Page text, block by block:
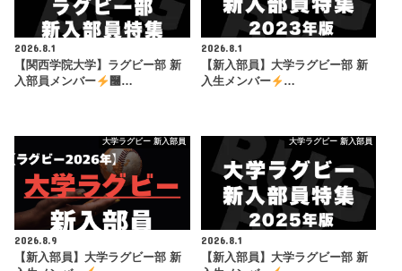
2026.8.1
【関西学院大学】ラグビー部 新
入部員メンバー
࿠…
2026.8.1
【新入部員】大学ラグビー部 新
入生メンバー
…
大学ラグビー 新入部員
2026.8.9
【新入部員】大学ラグビー部 新
大学ラグビー 新入部員
2026.8.1
【新入部員】大学ラグビー部 新